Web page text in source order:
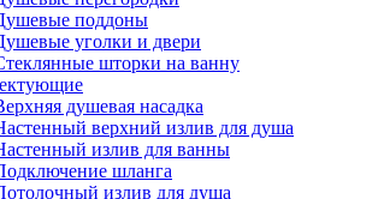
поддоны
уголки и двери
шторки на ванну
душевая насадка
верхний излив для душа
излив для ванны
шланга
излив для душа